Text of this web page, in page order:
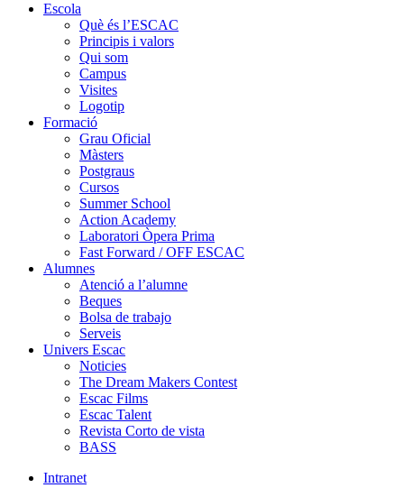
Escola
Què és l’ESCAC
Principis i valors
Qui som
Campus
Visites
Logotip
Formació
Grau Oficial
Màsters
Postgraus
Cursos
Summer School
Action Academy
Laboratori Òpera Prima
Fast Forward / OFF ESCAC
Alumnes
Atenció a l’alumne
Beques
Bolsa de trabajo
Serveis
Univers Escac
Noticies
The Dream Makers Contest
Escac Films
Escac Talent
Revista Corto de vista
BASS
Intranet